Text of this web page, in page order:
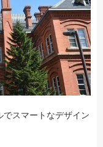
でスマートなデザイン